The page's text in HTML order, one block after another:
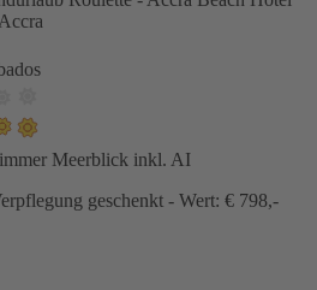
Meerblick inkl. AI
geschenkt - Wert: € 798,-